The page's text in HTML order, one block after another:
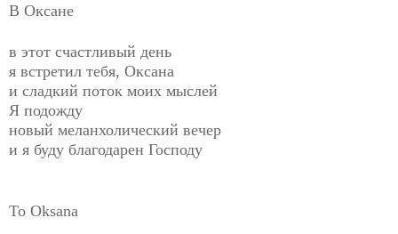
В Оксане
в этот счастливый день
я встретил тебя, Оксана
и сладкий поток моих мыслей
Я подожду
новый меланхолический вечер
и я буду благодарен Господу
To Oksana